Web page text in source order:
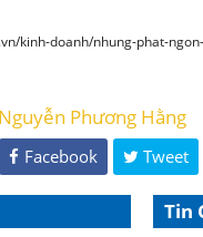
kinh-doanh/nhung-phat-
Nguyễn Phương Hằng
Facebook Tweet
Tin